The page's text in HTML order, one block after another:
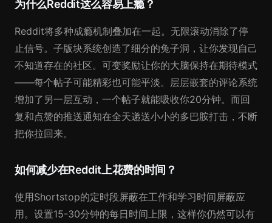
为什么Reddit这么容易上瘾？
Reddit将多种成瘾机制叠加在一起。无限滚动消除了停
止信号。子版块系统创造了细分的兔子洞，让你发现自己
不知道存在的社区。可变奖励让你的大脑保持在期待模式
——每个帖子可能精彩也可能平淡。层层嵌套的评论系统
增加了另一层互动，一个帖子就能吸收你20分钟。而回
复和点赞的推送通知在全天递送小小的多巴胺打击，不断
把你拉回来。
如何减少在Reddit上花费的时间？
使用Shortstop的定时段屏蔽在工作和学习时间屏蔽应
用。设置15-30分钟的每日时间上限，这样你仍然可以有